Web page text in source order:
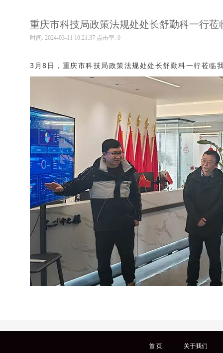
重庆市科技局政策法规处处长舒勤科一行
时间: 2024-03-11 10:21:37 点击率: 0
3月8日，重庆市科技局政策法规处处长舒勤科一行莅临
首 页 关于我们